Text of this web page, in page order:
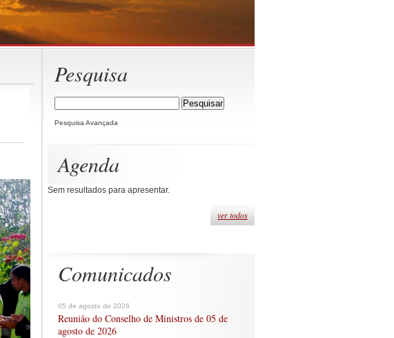
Pesquisa
Pesquisa Avançada
Agenda
Sem resultados para apresentar.
ver todos
Comunicados
05 de agosto de 2026
Reunião do Conselho de Ministros de 05 de
agosto de 2026